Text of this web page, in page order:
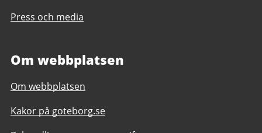
Press och media
Om webbplatsen
Om webbplatsen
Kakor på goteborg.se